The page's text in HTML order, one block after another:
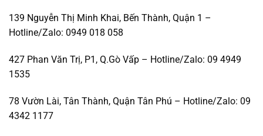
139 Nguyễn Thị Minh Khai, Bến Thành, Quận 1 –
Hotline/Zalo: 0949 018 058
427 Phan Văn Trị, P1, Q.Gò Vấp – Hotline/Zalo: 09 4949
1535
78 Vườn Lài, Tân Thành, Quận Tân Phú – Hotline/Zalo: 09
4342 1177